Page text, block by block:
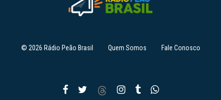
© 2026 Rádio Peão Brasil Quem Somos Fale Conosco